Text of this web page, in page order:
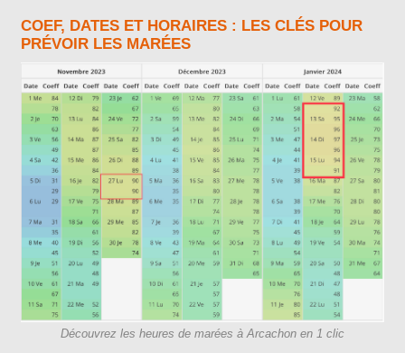
COEF, DATES ET HORAIRES : LES CLÉS POUR
PRÉVOIR LES MARÉES
Découvrez les heures de marées à Arcachon en 1 clic